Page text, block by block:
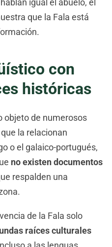
igual el abuelo, el
que la Fala está
con
históricas
objeto de numerosos
la relacionan
o el galaico-portugués,
no existen documentos
respalden una
de la Fala solo
raíces culturales